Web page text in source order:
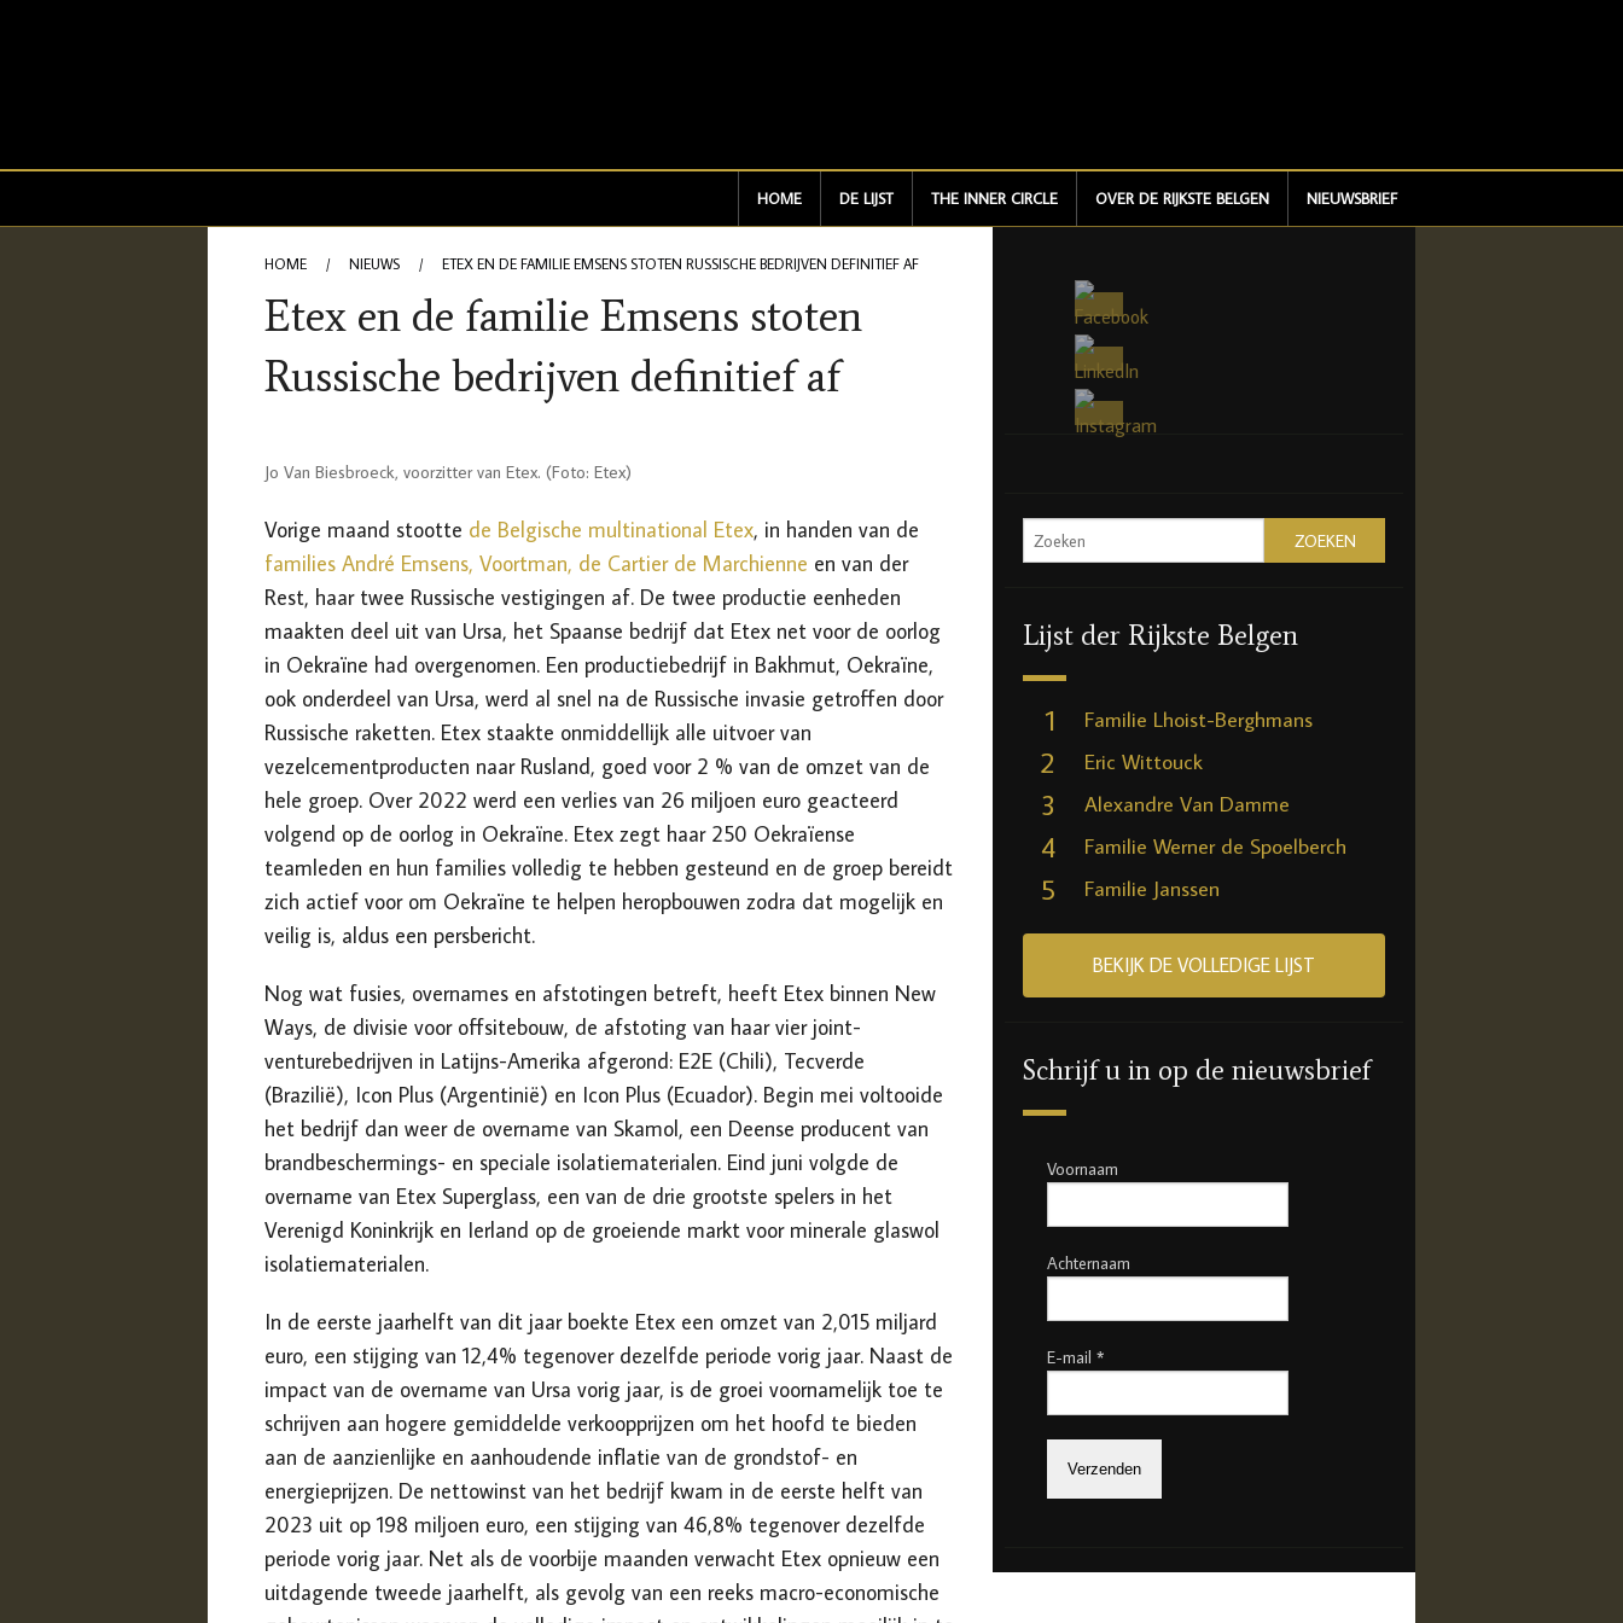
HOME DE LIJST THE INNER CIRCLE OVER DE RIJKSTE BELGEN NIEUWSBRIEF
HOME / NIEUWS / ETEX EN DE FAMILIE EMSENS STOTEN RUSSISCHE BEDRIJVEN DEFINITIEF AF
Etex en de familie Emsens stoten
Russische bedrijven definitief af
Jo Van Biesbroeck, voorzitter van Etex. (Foto: Etex)
Vorige maand stootte de Belgische multinational Etex, in handen van de
families André Emsens, Voortman, de Cartier de Marchienne en van der
Rest, haar twee Russische vestigingen af. De twee productie eenheden
maakten deel uit van Ursa, het Spaanse bedrijf dat Etex net voor de oorlog
in Oekraïne had overgenomen. Een productiebedrijf in Bakhmut, Oekraïne,
ook onderdeel van Ursa, werd al snel na de Russische invasie getroffen door
Russische raketten. Etex staakte onmiddellijk alle uitvoer van
vezelcementproducten naar Rusland, goed voor 2 % van de omzet van de
hele groep. Over 2022 werd een verlies van 26 miljoen euro geacteerd
volgend op de oorlog in Oekraïne. Etex zegt haar 250 Oekraïense
teamleden en hun families volledig te hebben gesteund en de groep bereidt
zich actief voor om Oekraïne te helpen heropbouwen zodra dat mogelijk en
veilig is, aldus een persbericht.
Nog wat fusies, overnames en afstotingen betreft, heeft Etex binnen New
Ways, de divisie voor offsitebouw, de afstoting van haar vier joint-
venturebedrijven in Latijns-Amerika afgerond: E2E (Chili), Tecverde
(Brazilië), Icon Plus (Argentinië) en Icon Plus (Ecuador). Begin mei voltooide
het bedrijf dan weer de overname van Skamol, een Deense producent van
brandbeschermings- en speciale isolatiematerialen. Eind juni volgde de
overname van Etex Superglass, een van de drie grootste spelers in het
Verenigd Koninkrijk en Ierland op de groeiende markt voor minerale glaswol
isolatiematerialen.
In de eerste jaarhelft van dit jaar boekte Etex een omzet van 2,015 miljard
euro, een stijging van 12,4% tegenover dezelfde periode vorig jaar. Naast de
impact van de overname van Ursa vorig jaar, is de groei voornamelijk toe te
schrijven aan hogere gemiddelde verkoopprijzen om het hoofd te bieden
aan de aanzienlijke en aanhoudende inflatie van de grondstof- en
energieprijzen. De nettowinst van het bedrijf kwam in de eerste helft van
2023 uit op 198 miljoen euro, een stijging van 46,8% tegenover dezelfde
periode vorig jaar. Net als de voorbije maanden verwacht Etex opnieuw een
uitdagende tweede jaarhelft, als gevolg van een reeks macro-economische
Lijst der Rijkste Belgen
1 Familie Lhoist-Berghmans
2 Eric Wittouck
3 Alexandre Van Damme
4 Familie Werner de Spoelberch
5 Familie Janssen
BEKIJK DE VOLLEDIGE LIJST
Schrijf u in op de nieuwsbrief
Voornaam
Achternaam
E-mail *